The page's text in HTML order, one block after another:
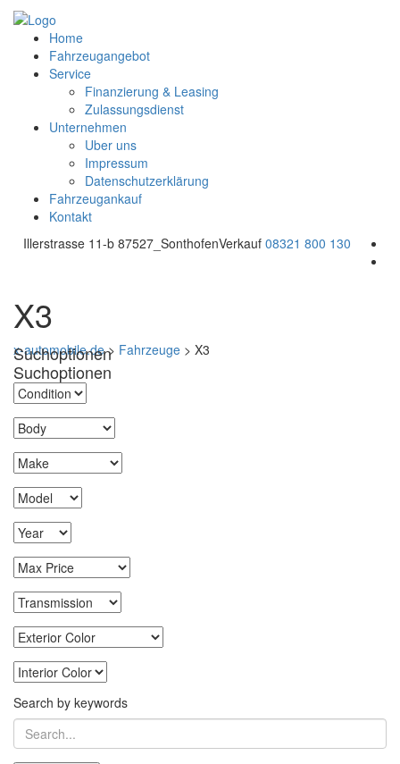
Home
Fahrzeugangebot
Service
Finanzierung & Leasing
Zulassungsdienst
Unternehmen
Uber uns
Impressum
Datenschutzerklärung
Fahrzeugankauf
Kontakt
Verkauf 08321 800 130
Illerstrasse 11-b 87527_Sonthofen
X3
x-automobile.de> Fahrzeuge > X3
Suchoptionen
Suchoptionen
Search by keywords